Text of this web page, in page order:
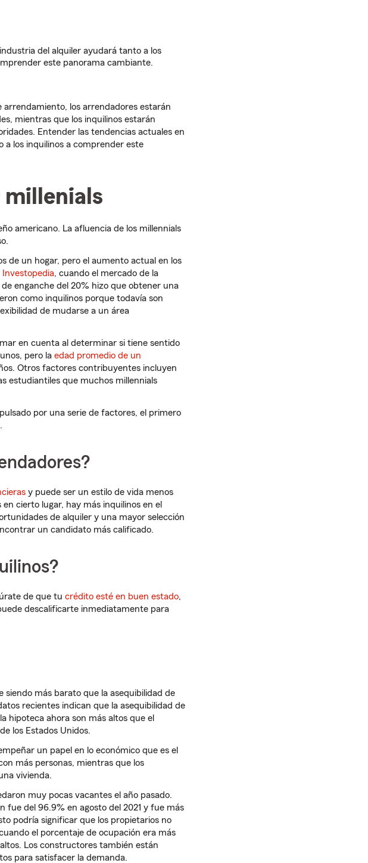
del alquiler ayudará tanto a los
este panorama cambiante.
los arrendadores estarán
mientras que los inquilinos estarán
Entender las tendencias actuales en
a los inquilinos a comprender este
millenials
americano. La afluencia de los millennials
de un hogar, pero el aumento actual en los
Investopedia, cuando el mercado de la
enganche del 20% hizo que obtener una
como inquilinos porque todavía son
de mudarse a un área
en cuenta al determinar si tiene sentido
pero la edad promedio de un
Otros factores contribuyentes incluyen
estudiantiles que muchos millennials
por una serie de factores, el primero
y puede ser un estilo de vida menos
cierto lugar, hay más inquilinos en el
de alquiler y una mayor selección
un candidato más calificado.
de que tu crédito esté en buen estado,
descalificarte inmediatamente para
más barato que la asequibilidad de
recientes indican que la asequibilidad de
hipoteca ahora son más altos que el
los Estados Unidos.
un papel en lo económico que es el
más personas, mientras que los
vivienda.
muy pocas vacantes el año pasado.
fue del 96.9% en agosto del 2021 y fue más
podría significar que los propietarios no
el porcentaje de ocupación era más
Los constructores también están
para satisfacer la demanda.